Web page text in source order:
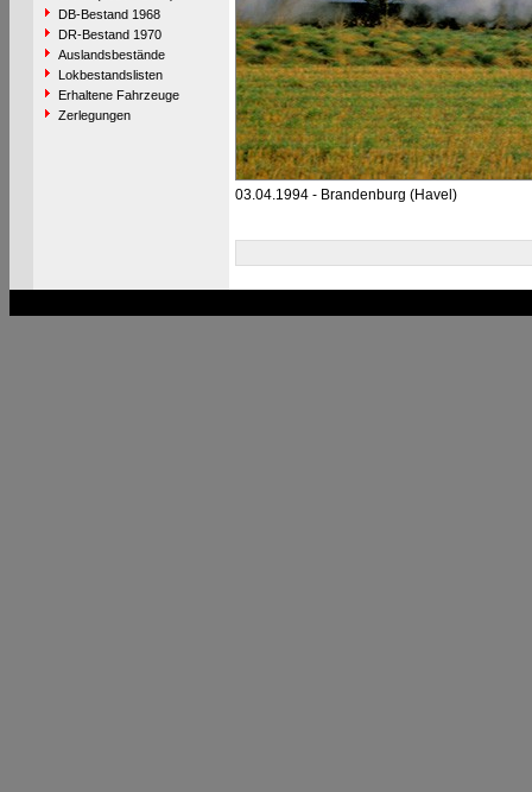
DB-Bestand 1968
DR-Bestand 1970
Auslandsbestände
Lokbestandslisten
Erhaltene Fahrzeuge
Zerlegungen
03.04.1994 - Brandenburg (Havel)